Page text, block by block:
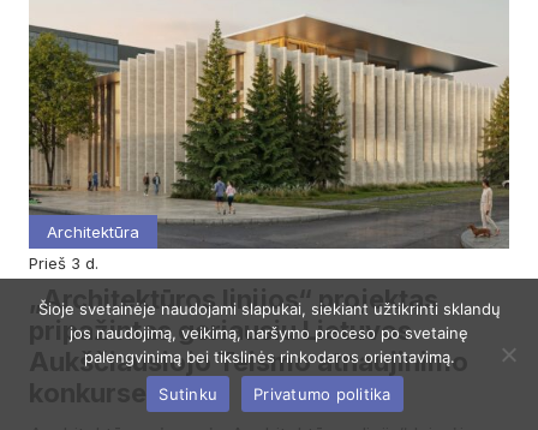
Architektūra
prieš 3 d.
„Architektūros linijos“ projektas
pripažintas geriausiu Lietuvos
Aukščiausiojo Teismo atnaujinimo
Šioje svetainėje naudojami slapukai, siekiant užtikrinti sklandų
jos naudojimą, veikimą, naršymo proceso po svetainę
palengvinimą bei tikslinės rinkodaros orientavimą.
Sutinku
Privatumo politika